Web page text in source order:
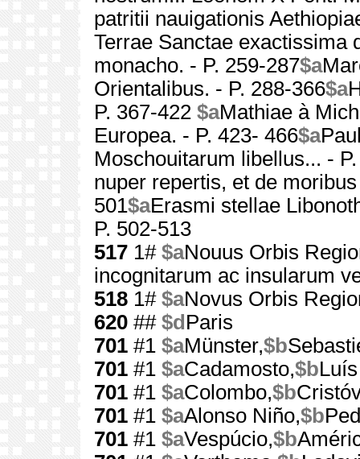
patritii nauigationis
Terrae Sanctae exactissima
monacho. - P. 259-287$a
Orientalibus. - P. 288-366$a
P. 367-422 $aMathiae à
Europea. - P. 423- 466$a
Moschouitarum libellus... -
nuper repertis, et de
501$aErasmi stellae
P. 502-513
517 1# $aNouus Orbis
incognitarum ac insularum
518 1# $aNovus Orbis
620 ## $d Paris
701 #1 $aMünster,$b
701 #1 $aCadamosto,$b
701 #1 $aColombo,$b
701 #1 $aAlonso Niño,$b
701 #1 $aVespúcio,$b